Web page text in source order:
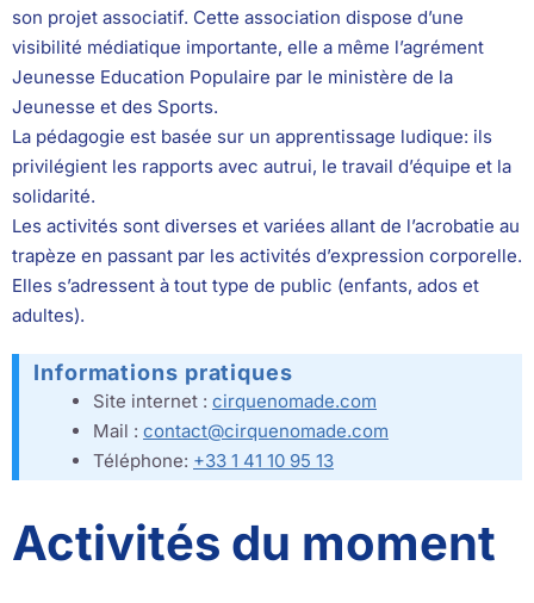
son projet associatif. Cette association dispose d’une
visibilité médiatique importante, elle a même l’agrément
Jeunesse Education Populaire par le ministère de la
Jeunesse et des Sports.
La pédagogie est basée sur un apprentissage ludique: ils
privilégient les rapports avec autrui, le travail d’équipe et la
solidarité.
Les activités sont diverses et variées allant de l’acrobatie au
trapèze en passant par les activités d’expression corporelle.
Elles s’adressent à tout type de public (enfants, ados et
adultes).
Informations pratiques
Site internet : cirquenomade.com
Mail : contact@cirquenomade.com
Téléphone: +33 1 41 10 95 13
Activités du moment